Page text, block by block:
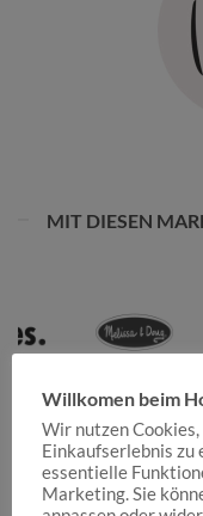
MIT DIESEN
Willkomen beim
Wir nutzen
Einkaufserlebnis zu
essentielle
Marketing. Sie